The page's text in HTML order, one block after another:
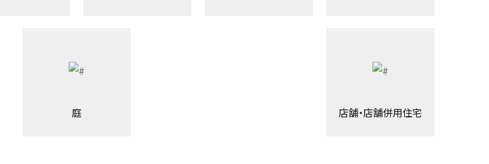
庭 店舗・店舗併用住宅